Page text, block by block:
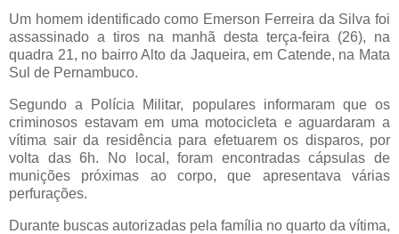
Um homem identificado como Emerson Ferreira da Silva foi
assassinado a tiros na manhã desta terça-feira (26), na
quadra 21, no bairro Alto da Jaqueira, em Catende, na Mata
Sul de Pernambuco.
Segundo a Polícia Militar, populares informaram que os
criminosos estavam em uma motocicleta e aguardaram a
vítima sair da residência para efetuarem os disparos, por
volta das 6h. No local, foram encontradas cápsulas de
munições próximas ao corpo, que apresentava várias
perfurações.
Durante buscas autorizadas pela família no quarto da vítima,